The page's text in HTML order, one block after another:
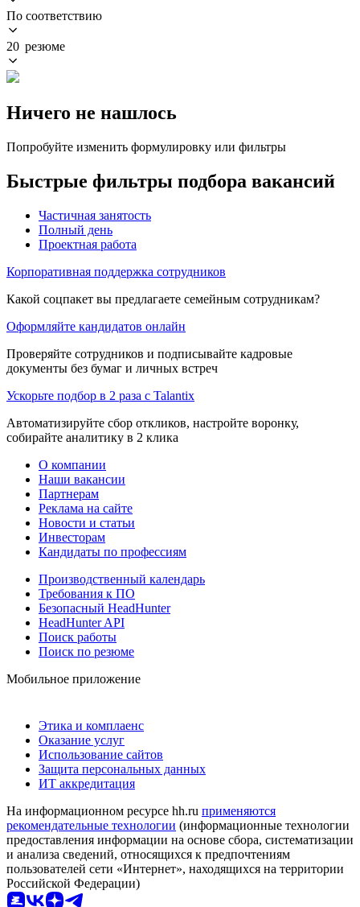
По соответствию
20 резюме
Ничего не нашлось
Попробуйте изменить формулировку или фильтры
Быстрые фильтры подбора вакансий
Частичная занятость
Полный день
Проектная работа
Корпоративная поддержка сотрудников
Какой соцпакет вы предлагаете семейным сотрудникам?
Оформляйте кандидатов онлайн
Проверяйте сотрудников и подписывайте кадровые
документы без бумаг и личных встреч
Ускорьте подбор в 2 раза с Talantix
Автоматизируйте сбор откликов, настройте воронку,
собирайте аналитику в 2 клика
О компании
Наши вакансии
Партнерам
Реклама на сайте
Новости и статьи
Инвесторам
Кандидаты по профессиям
Производственный календарь
Требования к ПО
Безопасный HeadHunter
HeadHunter API
Поиск работы
Поиск по резюме
Мобильное приложение
Этика и комплаенс
Оказание услуг
Использование сайтов
Защита персональных данных
ИТ аккредитация
На информационном ресурсе hh.ru применяются
рекомендательные технологии (информационные технологии
предоставления информации на основе сбора, систематизации
и анализа сведений, относящихся к предпочтениям
пользователей сети «Интернет», находящихся на территории
Российской Федерации)